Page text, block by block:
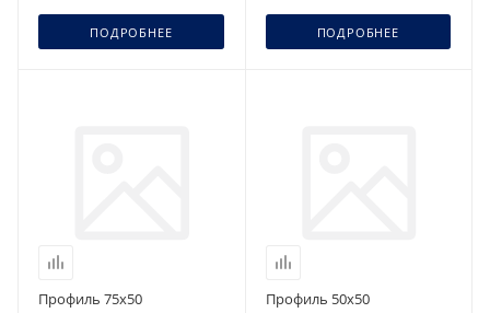
ПОДРОБНЕЕ ПОДРОБНЕЕ
Профиль 75х50 Профиль 50х50